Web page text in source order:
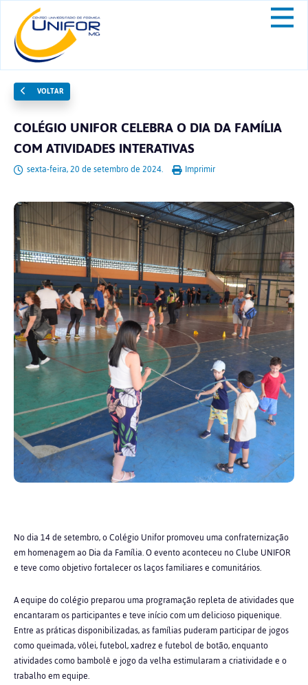
VOLTAR
COLÉGIO UNIFOR CELEBRA O DIA DA FAMÍLIA
COM ATIVIDADES INTERATIVAS
sexta-feira, 20 de setembro de 2024. Imprimir
No dia 14 de setembro, o Colégio Unifor promoveu uma confraternização
em homenagem ao Dia da Família. O evento aconteceu no Clube UNIFOR
e teve como objetivo fortalecer os laços familiares e comunitários.
A equipe do colégio preparou uma programação repleta de atividades que
encantaram os participantes e teve início com um delicioso piquenique.
Entre as práticas disponibilizadas, as famílias puderam participar de jogos
como queimada, vôlei, futebol, xadrez e futebol de botão, enquanto
atividades como bambolê e jogo da velha estimularam a criatividade e o
trabalho em equipe.